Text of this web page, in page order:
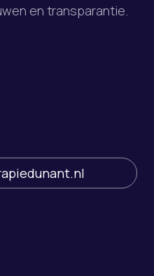
en transparantie.